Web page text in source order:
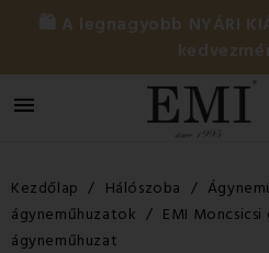
🛍️ A legnagyobb NYÁRI

Kezdőlap Hálószoba
ágyneműhuzatok
EMI
ágyneműhuzat